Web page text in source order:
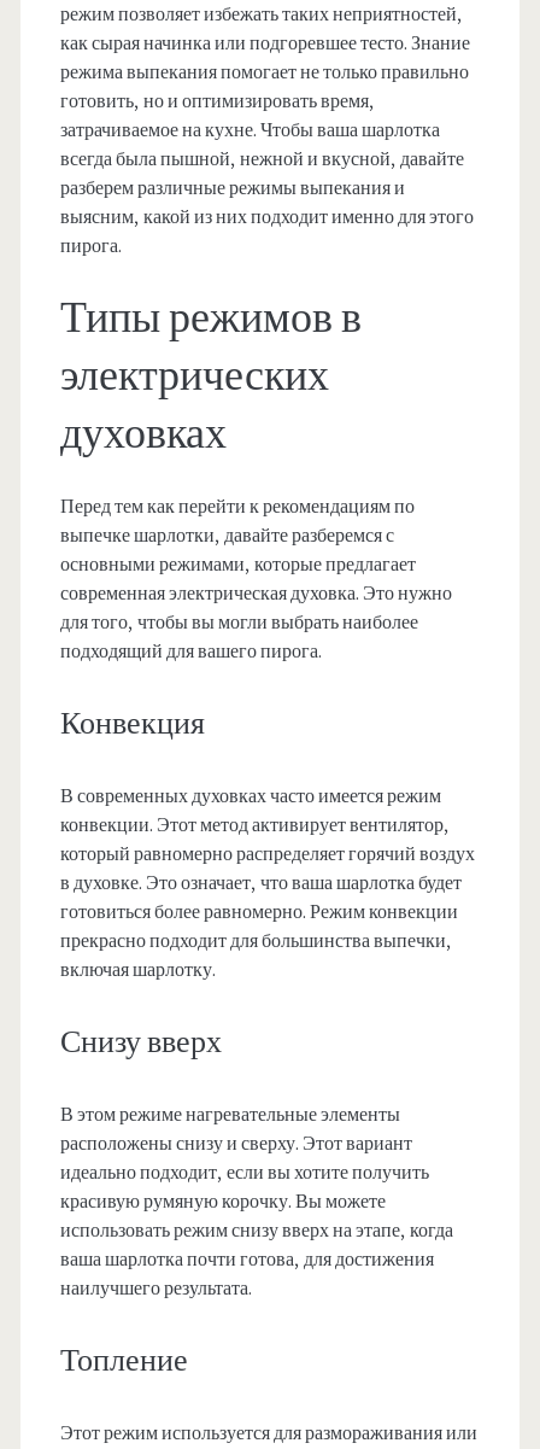
режим позволяет избежать таких неприятностей,
как сырая начинка или подгоревшее тесто. Знание
режима выпекания помогает не только правильно
готовить, но и оптимизировать время,
затрачиваемое на кухне. Чтобы ваша шарлотка
всегда была пышной, нежной и вкусной, давайте
разберем различные режимы выпекания и
выясним, какой из них подходит именно для этого
пирога.
Типы режимов в
электрических
духовках
Перед тем как перейти к рекомендациям по
выпечке шарлотки, давайте разберемся с
основными режимами, которые предлагает
современная электрическая духовка. Это нужно
для того, чтобы вы могли выбрать наиболее
подходящий для вашего пирога.
Конвекция
В современных духовках часто имеется режим
конвекции. Этот метод активирует вентилятор,
который равномерно распределяет горячий воздух
в духовке. Это означает, что ваша шарлотка будет
готовиться более равномерно. Режим конвекции
прекрасно подходит для большинства выпечки,
включая шарлотку.
Снизу вверх
В этом режиме нагревательные элементы
расположены снизу и сверху. Этот вариант
идеально подходит, если вы хотите получить
красивую румяную корочку. Вы можете
использовать режим снизу вверх на этапе, когда
ваша шарлотка почти готова, для достижения
наилучшего результата.
Топление
Этот режим используется для размораживания или